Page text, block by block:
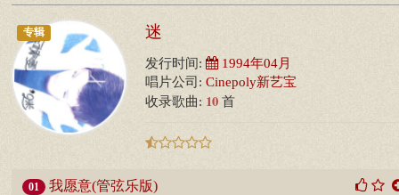
专辑 迷
发行时间: 1994年04月
唱片公司: Cinepoly新艺宝
收录歌曲: 10 首
01 我愿意(管弦乐版)